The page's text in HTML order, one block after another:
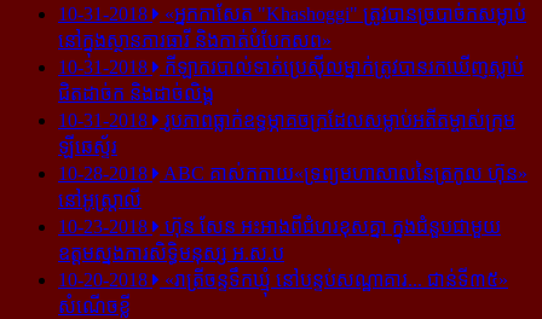
10-31-2018
«អ្នក​កាសែត "Khashoggi" ត្រូវ​បាន​ច្របាច់ក​សម្លាប់​
នៅ​ក្នុង​ស្ថាន​ភារធារី និង​កាត់​បំបែក​សព»
10-31-2018
កីឡាករ​បាល់ទាត់​ប្រេស៊ីល​ម្នាក់​ត្រូវ​បាន​រក​ឃើញ​ស្លាប់​
ជិត​ដាច់ក និង​ដាច់​លិង្គ
10-31-2018
រូបភាព​ធ្លាក់​ឧទ្ធម្ភាគចក្រ​ដែល​សម្លាប់​អតីត​ម្ចាស់​ក្រុម​
ឡីឆេស្ទ័រ
10-28-2018
ABC គាស់​កកាយ​«ទ្រព្យមហាសាល​នៃ​ត្រកូល ហ៊ុន»​
នៅ​អូស្ត្រាលី
10-23-2018
ហ៊ុន សែន អះអាង​ពី​ជំហរ​ខុស​គ្នា ក្នុង​ជំនួប​ជាមួយ​
ឧត្តម​ស្នងការ​សិទ្ធិ​មនុស្ស អ.ស.ប
10-20-2018
«រាត្រីចន្ទទឹកឃ្មុំ នៅបន្ទប់សណ្ឋាគារ... ជាន់ទី៣៥»
សំណើចខ្លី